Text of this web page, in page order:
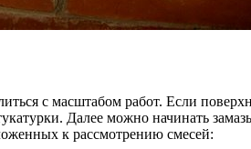
с масштабом работ. Если
Далее можно начинать
к рассмотрению смесей: